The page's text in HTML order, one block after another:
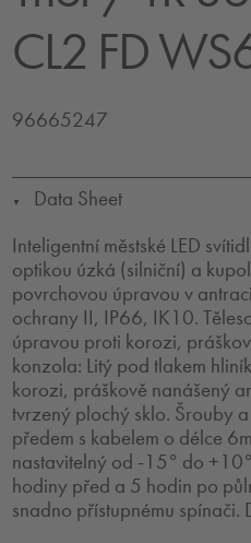
CL2 FD
96665247
▼
Data Sheet
Inteligentní městské LED
optikou úzká (silniční) a
povrchovou úpravou v
ochrany II, IP66, IK10.
úpravou proti korozi,
konzola: Litý pod tlakem
korozi, práškově nanášený
tvrzený plochý sklo. Šrouby
předem s kabelem o délce
nastavitelný od -15° do
hodiny před a 5 hodin po
snadno přístupnému